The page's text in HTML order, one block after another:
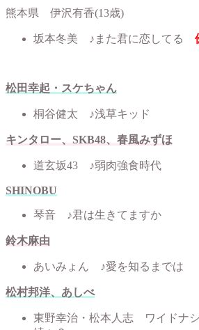
熊本県 伊沢有香(13歳)
坂本冬美 ♪また君に恋してる
松田幸起・スケちゃん
桐谷健太 ♪浅草キッド
キンタロー、SKB48、春風みずほ
道玄坂43 ♪弱肉強食時代
SHINOBU
琴音 ♪君は生きてますか
鈴木麻由
あいみょん ♪愛を知るまでは
松村邦洋、あしべ
東野幸治・松本人志 ワイドナ